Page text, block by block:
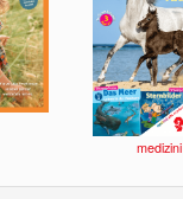
medizini